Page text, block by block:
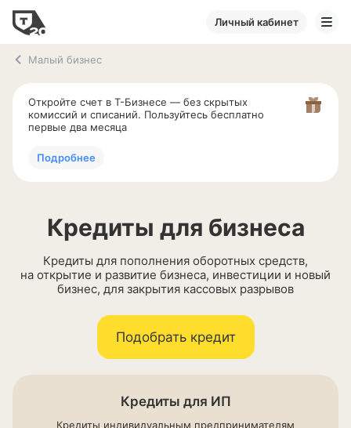
Личный кабинет
Малый бизнес
Откройте счет в Т-Бизнесе — без скрытых
комиссий и списаний. Пользуйтесь бесплатно
первые два месяца
Подробнее
Кредиты для бизнеса
Кредиты для пополнения оборотных средств,
на открытие и развитие бизнеса, инвестиции и новый
бизнес, для закрытия кассовых разрывов
Подобрать кредит
Кредиты для ИП
Кредиты индивидуальным предпринимателям